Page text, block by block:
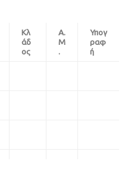
Κλ
άδ
ος
Α.
Μ
.
Υπογ
ραφ
ή